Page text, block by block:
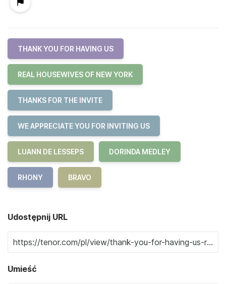
THANK YOU FOR HAVING US
REAL HOUSEWIVES OF NEW YORK
THANKS FOR THE INVITE
WE APPRECIATE YOU FOR INVITING US
LUANN DE LESSEPS DORINDA MEDLEY
RHONY BRAVO
Udostępnij URL
Umieść